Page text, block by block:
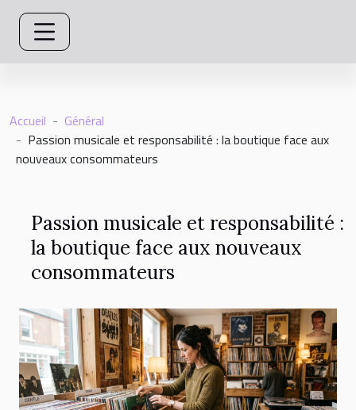
Accueil
Général
Passion musicale et responsabilité : la boutique face aux
nouveaux consommateurs
Passion musicale et responsabilité :
la boutique face aux nouveaux
consommateurs